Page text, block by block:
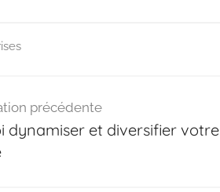
précédente
dynamiser et diversifier votre